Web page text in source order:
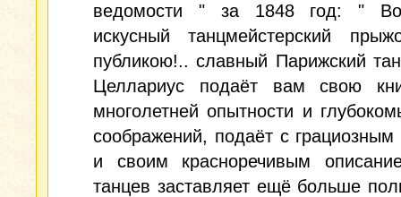
ведомости " за 1848 год: "
искусный танцмейстерский
публикою!.. славный Парижский
Целлариус подаёт вам свою
многолетней опытности и
соображений, подаёт с
и своим красноречивым
танцев заставляет ещё больше